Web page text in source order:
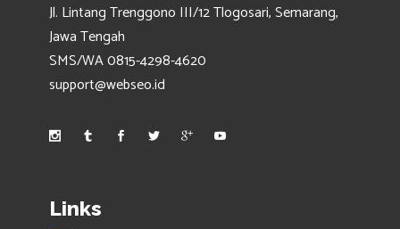
Jl. Lintang Trenggono III/12 Tlogosari, Semarang,
Jawa Tengah
SMS/WA 0815-4298-4620
support@webseo.id
Links